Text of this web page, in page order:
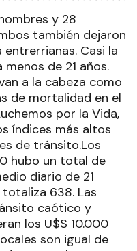
y 28
también dejaron
Casi la
de 21 años.
a la cabeza como
de mortalidad en el
por la Vida,
índices más altos
de tránsito.Los
hubo un total de
diario de 21
638. Las
caótico y
los U$S 10.000
son igual de